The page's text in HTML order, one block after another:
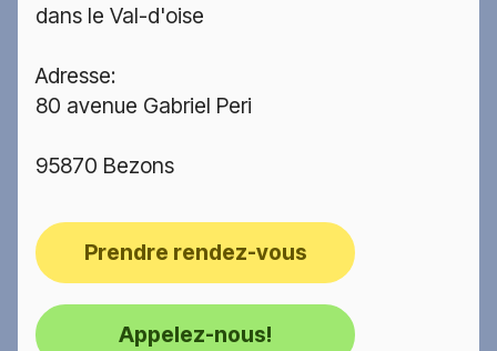
dans le Val-d'oise
Adresse:
80 avenue Gabriel Peri
95870 Bezons
Prendre rendez-vous
Appelez-nous!